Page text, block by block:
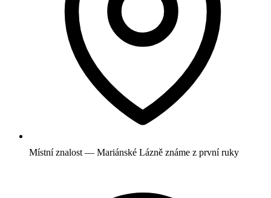
Místní znalost — Mariánské Lázně známe z první ruky